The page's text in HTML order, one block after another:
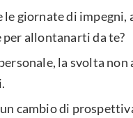
le giornate di
per allontanarti da te?
la svolta non
cambio di